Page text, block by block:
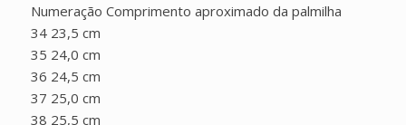
Numeração Comprimento aproximado da palmilha
34 23,5 cm
35 24,0 cm
36 24,5 cm
37 25,0 cm
38 25,5 cm